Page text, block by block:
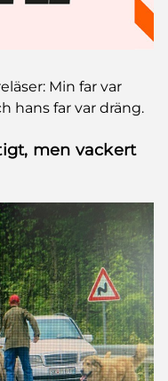
Min far var
hans far var dräng.
men vackert